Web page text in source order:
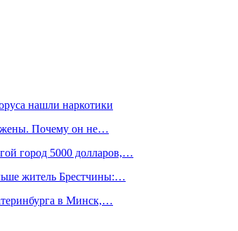
нашли наркотики
жены. Почему он не…
город 5000 долларов,…
житель Брестчины:…
в Минск,…